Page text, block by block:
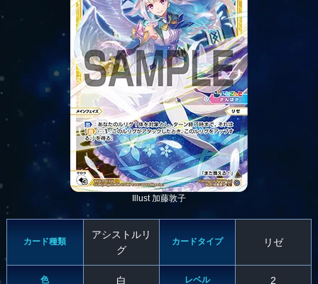
Illust 加藤敦子
カード種類
アシストルリ
グ
カードタイプ リゼ
色 白 レベル 2